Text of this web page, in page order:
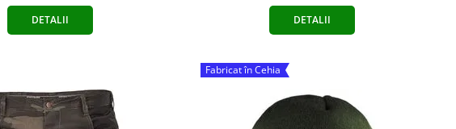
DETALII DETALII
Fabricat în Cehia